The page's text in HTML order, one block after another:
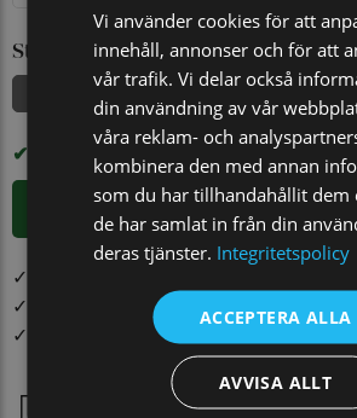
Storlek
I LAGER
LÄGG I
✓ Öppet köp i 30 dagar ✓ Fri frakt från
✓ Din beställning skickas inom 1-2
✓ Snabb leverans från vårt lager i
Vi använder cookies för att
innehåll, annonser och för att
vår trafik. Vi delar också
din användning av vår
våra reklam- och
kombinera den med annan
som du har tillhandahållit dem
de har samlat in från din
deras tjänster. Integritetspolicy
ACCEPTERA ALLA
AVVISA ALLT